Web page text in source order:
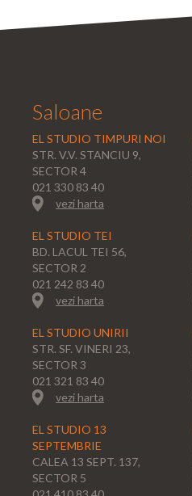
Saloane
EL STUDIO TIMPURI NOI
STR. V.V. STANCIU 9,
SECTOR 4
021 330 83 40
vezi harta
EL STUDIO TEI
BD. LACUL TEI 56,
SECTOR 2
021 242 83 40
vezi harta
EL STUDIO UNIRII
STR. SF. VINERI 23,
SECTOR 3
021 321 83 40
vezi harta
EL STUDIO 13
SEPTEMBRIE
CALEA 13 SEPT. 137,
SECTOR 5